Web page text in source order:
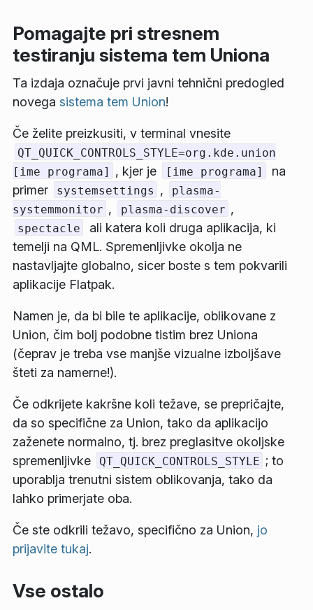
Pomagajte pri stresnem
testiranju sistema tem Uniona
Ta izdaja označuje prvi javni tehnični predogled
novega sistema tem Union!
Če želite preizkusiti, v terminal vnesite
QT_QUICK_CONTROLS_STYLE=org.kde.union
[ime programa]
, kjer je [ime programa]
na
primer
systemsettings ,
plasma-
systemmonitor , plasma-discover ,
spectacle
ali katera koli druga aplikacija, ki
temelji na QML. Spremenljivke okolja ne
nastavljajte globalno, sicer boste s tem pokvarili
aplikacije Flatpak.
Namen je, da bi bile te aplikacije, oblikovane z
Union, čim bolj podobne tistim brez Uniona
(čeprav je treba vse manjše vizualne izboljšave
šteti za namerne!).
Če odkrijete kakršne koli težave, se prepričajte,
da so specifične za Union, tako da aplikacijo
zaženete normalno, tj. brez preglasitve okoljske
spremenljivke
QT_QUICK_CONTROLS_STYLE ; to
uporablja trenutni sistem oblikovanja, tako da
lahko primerjate oba.
Če ste odkrili težavo, specifično za Union, jo
prijavite tukaj.
Vse ostalo